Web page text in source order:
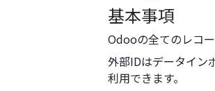
基本事項
Odooの全てのレコ
外部IDはデータイン
利用できます。